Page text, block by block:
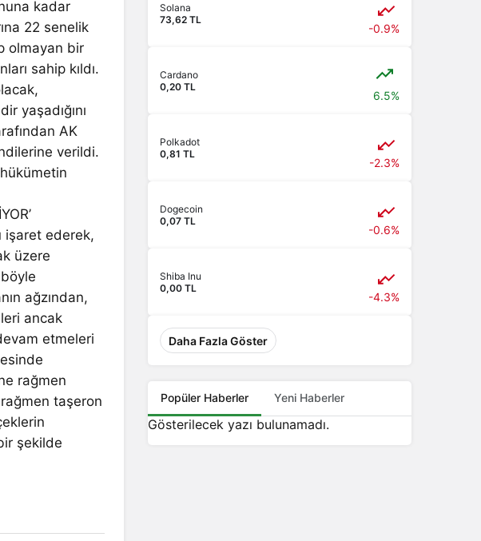
kadar
22 senelik
olmayan bir
sahip kıldı.
yaşadığını
AK
verildi.
işaret ederek,
üzere
ağzından,
ancak
etmeleri
rağmen
taşeron
şekilde
Solana
73,62 TL
-0.9%
Cardano
0,20 TL
6.5%
Polkadot
0,81 TL
-2.3%
Dogecoin
0,07 TL
-0.6%
Shiba Inu
0,00 TL
-4.3%
Daha Fazla Göster
Popüler Haberler Yeni Haberler
Gösterilecek yazı bulunamadı.